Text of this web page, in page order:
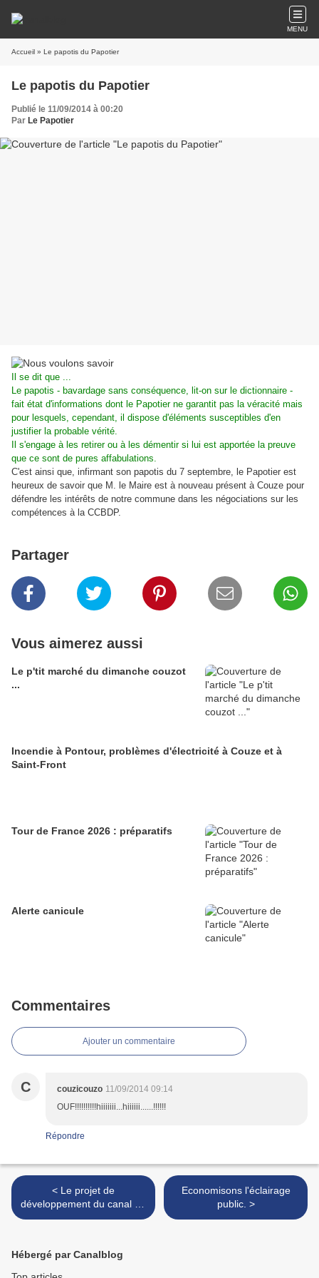
MENU
Accueil » Le papotis du Papotier
Le papotis du Papotier
Publié le 11/09/2014 à 00:20
Par Le Papotier
Il se dit que ...
Le papotis - bavardage sans conséquence, lit-on sur le dictionnaire -
fait état d'informations dont le Papotier ne garantit pas la véracité mais
pour lesquels, cependant, il dispose d'éléments susceptibles d'en
justifier la probable vérité.
Il s'engage à les retirer ou à les démentir si lui est apportée la preuve
que ce sont de pures affabulations.
C'est ainsi que, infirmant son papotis du 7 septembre, le Papotier est
heureux de savoir que M. le Maire est à nouveau présent à Couze pour
défendre les intérêts de notre commune dans les négociations sur les
compétences à la CCBDP.
Partager
Vous aimerez aussi
Le p'tit marché du dimanche couzot
...
Incendie à Pontour, problèmes d'électricité à Couze et à
Saint-Front
Tour de France 2026 : préparatifs
Alerte canicule
Commentaires
Ajouter un commentaire
C couzicouzo 11/09/2014 09:14
OUF!!!!!!!!!!hiiiiiii...hiiiiii......!!!!!!
Répondre
< Le projet de
développement du canal de
Lalinde intéresse nos
Economisons l'éclairage
public. >
Hébergé par Canalblog